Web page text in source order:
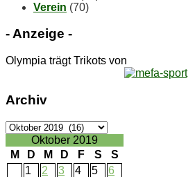
Verein (70)
- An­zei­ge -
Olympia trägt Trikots von
Ar­chiv
Ar­
Oktober 2019
M
D M D F S
S
1
2 3 4 5
6